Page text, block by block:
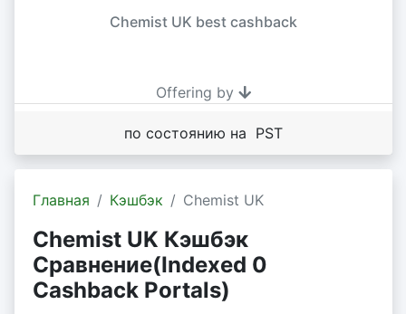
Chemist UK best cashback
Offering by
по состоянию на PST
Главная Кэшбэк Chemist UK
Chemist UK Кэшбэк
Сравнение(Indexed 0
Cashback Portals)